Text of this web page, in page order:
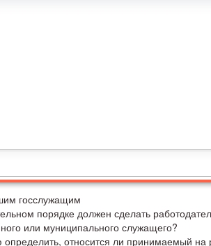
госслужащим
порядке должен сделать
или муниципального служащего?
относится ли принимаемый на